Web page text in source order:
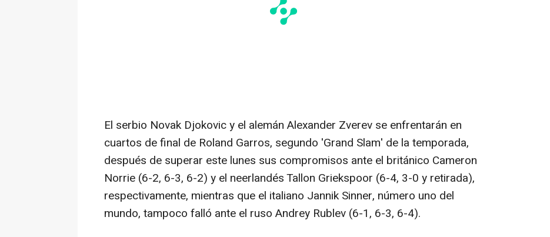
El serbio Novak Djokovic y el alemán Alexander Zverev se enfrentarán en
cuartos de final de Roland Garros, segundo 'Grand Slam' de la temporada,
después de superar este lunes sus compromisos ante el británico Cameron
Norrie (6-2, 6-3, 6-2) y el neerlandés Tallon Griekspoor (6-4, 3-0 y retirada),
respectivamente, mientras que el italiano Jannik Sinner, número uno del
mundo, tampoco falló ante el ruso Andrey Rublev (6-1, 6-3, 6-4).